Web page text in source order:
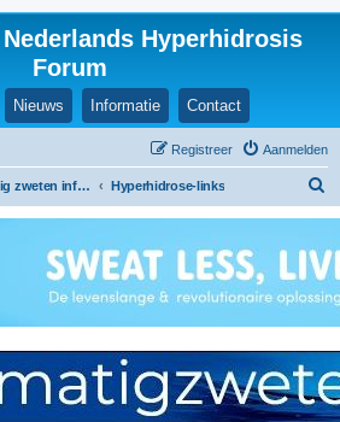
Hyperhidrosis
Forum
Nieuws Informatie Contact
Aanmelden
Registreer
Overmatig zweten informatie en ervaringen Hyperhidrose-links
k